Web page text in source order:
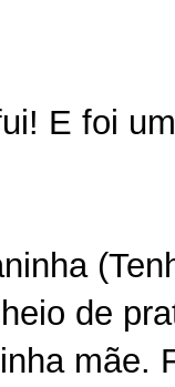
E foi
de
mãe.